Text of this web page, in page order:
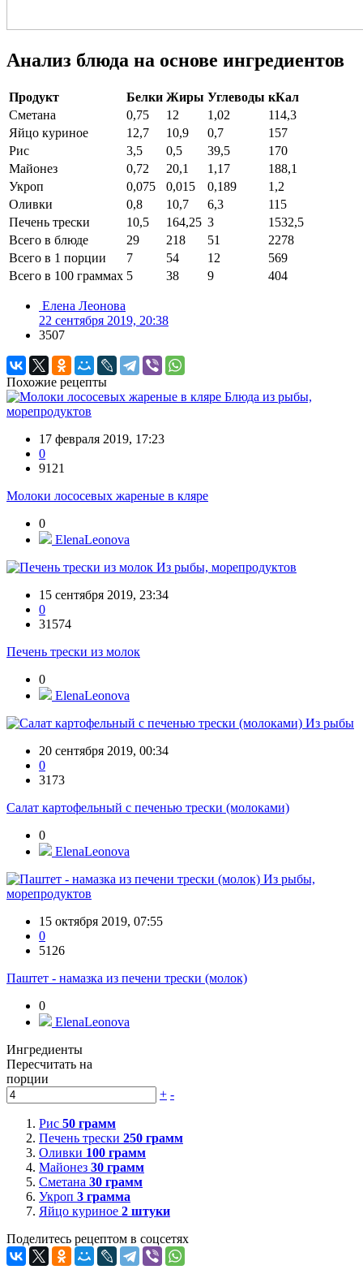
Анализ блюда на основе ингредиентов
Продукт Белки Жиры Углеводы кКал
Сметана
0,75 12 1,02
114,3
Яйцо куриное
12,7 10,9 0,7
157
Рис
3,5 0,5 39,5
170
Майонез
0,72 20,1 1,17
188,1
Укроп
0,075 0,015 0,189
1,2
Оливки
0,8 10,7 6,3
115
Печень трески
10,5 164,25 3
1532,5
Всего в блюде
29 218 51
2278
Всего в 1 порции
7 54 12
569
Всего в 100 граммах 5 38 9 404
Елена Леонова
22 сентября 2019, 20:38
3507
Похожие рецепты
Блюда из рыбы,
морепродуктов
17 февраля 2019, 17:23
0
9121
Молоки лососевых жареные в кляре
0
ElenaLeonova
Из рыбы, морепродуктов
15 сентября 2019, 23:34
0
31574
Печень трески из молок
0
ElenaLeonova
Из рыбы
20 сентября 2019, 00:34
0
3173
Салат картофельный с печенью трески (молоками)
0
ElenaLeonova
Из рыбы,
морепродуктов
15 октября 2019, 07:55
0
5126
Паштет - намазка из печени трески (молок)
0
ElenaLeonova
Ингредиенты
Пересчитать на
порции
+ -
Рис 50 грамм
Печень трески 250 грамм
Оливки 100 грамм
Майонез 30 грамм
Сметана 30 грамм
Укроп 3 грамма
Яйцо куриное 2 штуки
Поделитесь рецептом в соцсетях